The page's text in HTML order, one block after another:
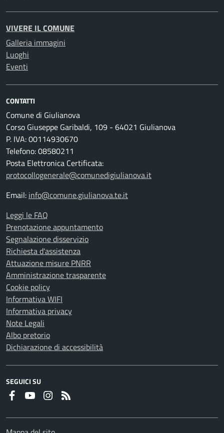
VIVERE IL COMUNE
Galleria immagini
Luoghi
Eventi
CONTATTI
Comune di Giulianova
Corso Giuseppe Garibaldi, 109 - 64021 Giulianova
P. IVA: 00114930670
Telefono: 08580211
Posta Elettronica Certificata:
protocollogenerale@comunedigiulianova.it
Email: info@comune.giulianova.te.it
Leggi le FAQ
Prenotazione appuntamento
Segnalazione disservizio
Richiesta d'assistenza
Attuazione misure PNRR
Amministrazione trasparente
Cookie policy
Informativa WIFI
Informativa privacy
Note Legali
Albo pretorio
Dichiarazione di accessibilità
SEGUICI SU
FaceboookYoutubeInstagram